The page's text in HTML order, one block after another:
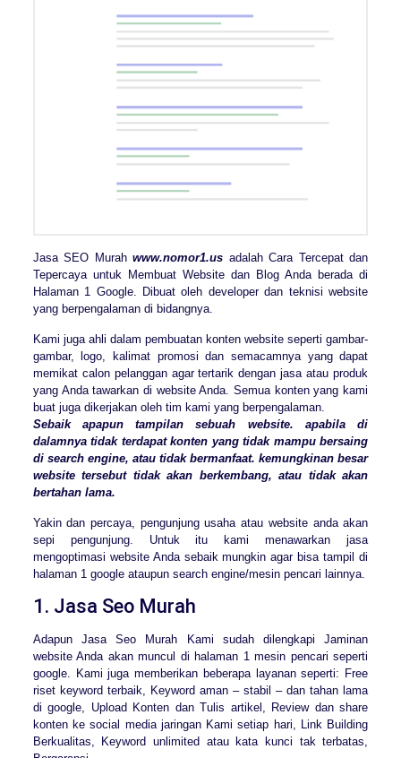
Jasa SEO Murahwww.nomor1.us adalah Cara Tercepat dan
Tepercaya untuk Membuat Website dan Blog Anda berada di
Halaman 1 Google. Dibuat oleh developer dan teknisi website
yang berpengalaman di bidangnya.
Kami juga ahli dalam pembuatan konten website seperti gambar-
gambar, logo, kalimat promosi dan semacamnya yang dapat
memikat calon pelanggan agar tertarik dengan jasa atau produk
yang Anda tawarkan di website Anda. Semua konten yang kami
buat juga dikerjakan oleh tim kami yang berpengalaman.
Sebaik apapun tampilan sebuah website. apabila di
dalamnya tidak terdapat konten yang tidak mampu bersaing
di search engine, atau tidak bermanfaat. kemungkinan besar
website tersebut tidak akan berkembang, atau tidak akan
bertahan lama.
Yakin dan percaya, pengunjung usaha atau website anda akan
sepi pengunjung. Untuk itu kami menawarkan jasa
mengoptimasi website Anda sebaik mungkin agar bisa tampil di
halaman 1 google ataupun search engine/mesin pencari lainnya.
1. Jasa Seo Murah
Adapun Jasa Seo Murah Kami sudah dilengkapi Jaminan
website Anda akan muncul di halaman 1 mesin pencari seperti
google. Kami juga memberikan beberapa layanan seperti: Free
riset keyword terbaik, Keyword aman – stabil – dan tahan lama
di google, Upload Konten dan Tulis artikel, Review dan share
konten ke social media jaringan Kami setiap hari, Link Building
Berkualitas, Keyword unlimited atau kata kunci tak terbatas,